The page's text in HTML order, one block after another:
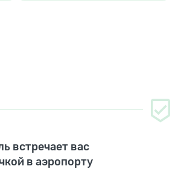
встречает вас
в аэропорту